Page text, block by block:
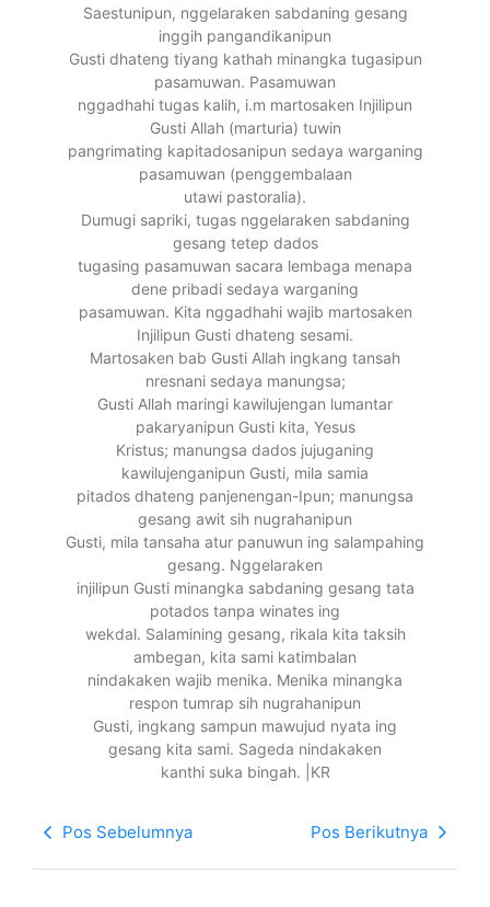
Saestunipun, nggelaraken sabdaning gesang
inggih pangandikanipun
Gusti dhateng tiyang kathah minangka tugasipun
pasamuwan. Pasamuwan
nggadhahi tugas kalih, i.m martosaken Injilipun
Gusti Allah (marturia) tuwin
pangrimating kapitadosanipun sedaya warganing
pasamuwan (penggembalaan
utawi pastoralia).
Dumugi sapriki, tugas nggelaraken sabdaning
gesang tetep dados
tugasing pasamuwan sacara lembaga menapa
dene pribadi sedaya warganing
pasamuwan. Kita nggadhahi wajib martosaken
Injilipun Gusti dhateng sesami.
Martosaken bab Gusti Allah ingkang tansah
nresnani sedaya manungsa;
Gusti Allah maringi kawilujengan lumantar
pakaryanipun Gusti kita, Yesus
Kristus; manungsa dados jujuganing
kawilujenganipun Gusti, mila samia
pitados dhateng panjenengan-Ipun; manungsa
gesang awit sih nugrahanipun
Gusti, mila tansaha atur panuwun ing salampahing
gesang. Nggelaraken
injilipun Gusti minangka sabdaning gesang tata
potados tanpa winates ing
wekdal. Salamining gesang, rikala kita taksih
ambegan, kita sami katimbalan
nindakaken wajib menika. Menika minangka
respon tumrap sih nugrahanipun
Gusti, ingkang sampun mawujud nyata ing
gesang kita sami. Sageda nindakaken
kanthi suka bingah. |KR
Pos Sebelumnya Pos Berikutnya